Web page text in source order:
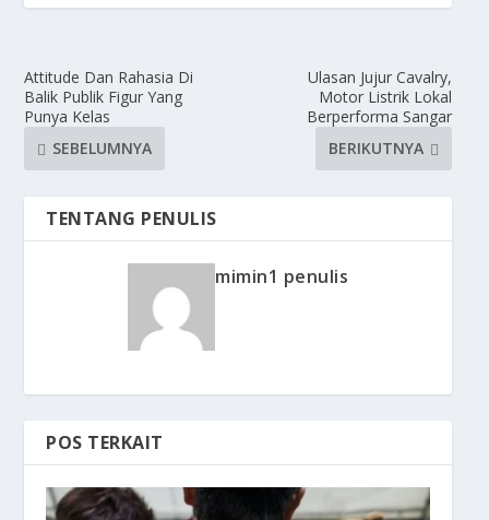
Attitude Dan Rahasia Di
Balik Publik Figur Yang
Punya Kelas
SEBELUMNYA
Ulasan Jujur Cavalry,
Motor Listrik Lokal
Berperforma Sangar
BERIKUTNYA
TENTANG PENULIS
mimin1 penulis
POS TERKAIT